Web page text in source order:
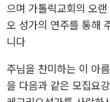
으며 가톨릭교회의 오
오 성가의 연주를 통해
니다
주님을 찬미하는 이 아
을 다음과 같은 모집요